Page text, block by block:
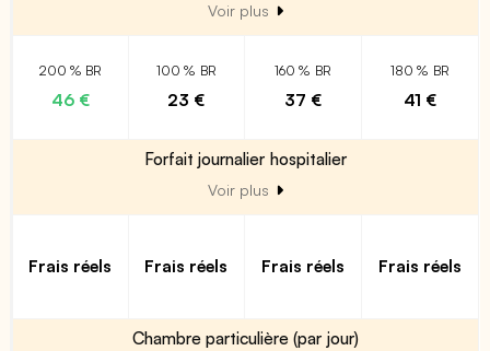
Voir plus
200 % BR
46 €
100 % BR
23 €
160 % BR
37 €
180 % BR
41 €
Forfait journalier hospitalier
Voir plus
Frais réels Frais réels Frais réels Frais réels
Chambre particulière (par jour)